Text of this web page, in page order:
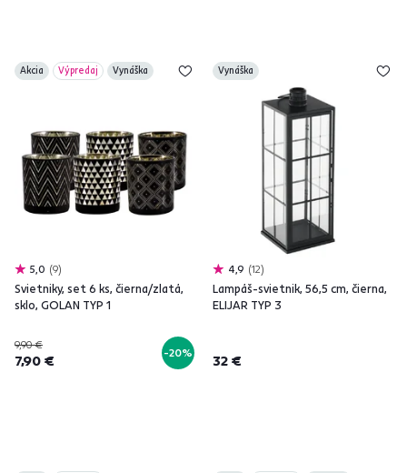
Akcia Výpredaj Vynáška
5,0 9
Svietniky, set 6 ks, čierna/zlatá,
sklo, GOLAN TYP 1
9,90 €
7,90 € -20%
Vynáška
4,9 12
Lampáš-svietnik, 56,5 cm, čierna,
ELIJAR TYP 3
32 €